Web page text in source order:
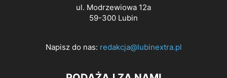
ul. Modrzewiowa 12a
59-300 Lubin
Napisz do nas: redakcja@lubinextra.pl